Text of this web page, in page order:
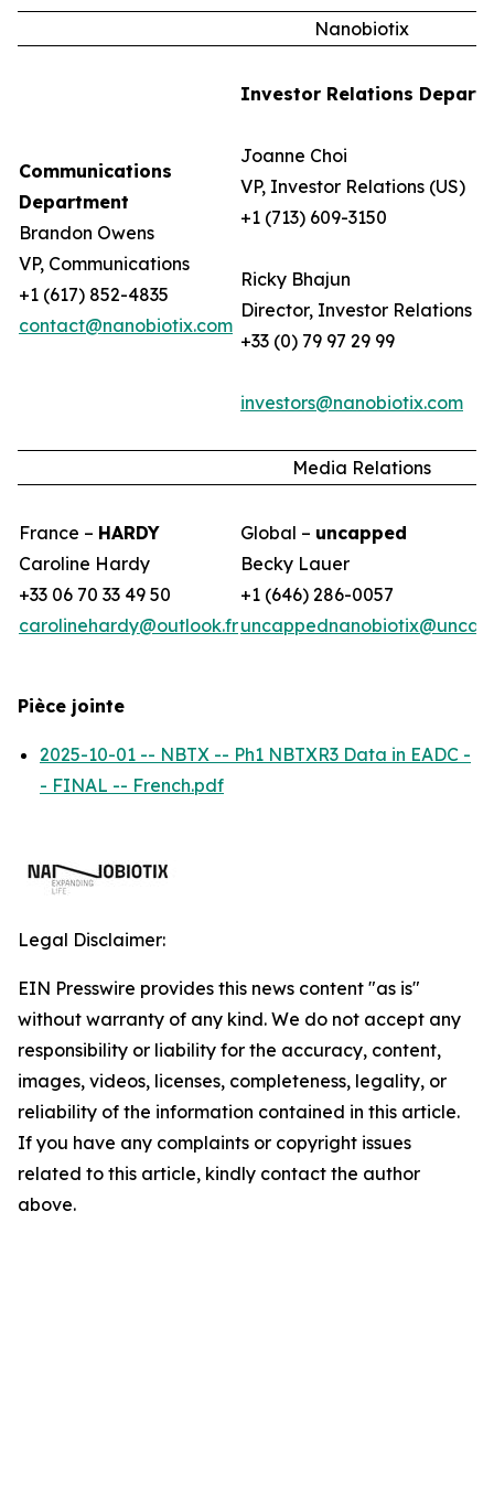
Nanobiotix
Communications
Department
Brandon Owens
VP, Communications
+1 (617) 852-4835
contact@nanobiotix.com
Investor Relations
Joanne Choi
VP, Investor Relations (US)
+1 (713) 609-3150
Ricky Bhajun
Director, Investor Relations
+33 (0) 79 97 29 99
investors@nanobiotix.com
Media Relations
France – HARDY
Caroline Hardy
+33 06 70 33 49 50
carolinehardy@outlook.fr
Global – uncapped
Becky Lauer
+1 (646) 286-0057
Pièce jointe
2025-10-01 -- NBTX -- Ph1 NBTXR3 Data in EADC -
- FINAL -- French.pdf
Legal Disclaimer:
EIN Presswire provides this news content "as is"
without warranty of any kind. We do not accept any
responsibility or liability for the accuracy, content,
images, videos, licenses, completeness, legality, or
reliability of the information contained in this article.
If you have any complaints or copyright issues
related to this article, kindly contact the author
above.